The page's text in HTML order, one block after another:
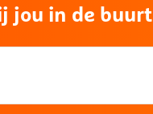
jou in de buurt